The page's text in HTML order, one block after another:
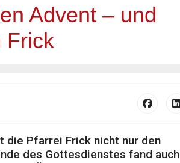
Advent – und
Frick
die Pfarrei Frick nicht nur den
des Gottesdienstes fand auch